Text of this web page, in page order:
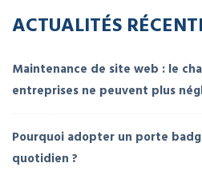
ACTUALITÉS
Maintenance de site web : le
entreprises ne peuvent plus
Pourquoi adopter un porte
quotidien ?